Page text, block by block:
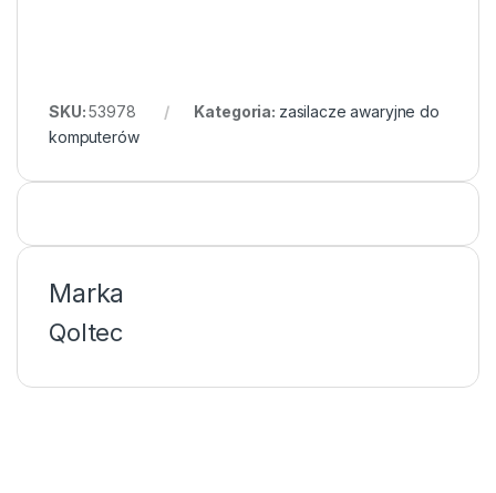
SKU:53978 Kategoria: zasilacze awaryjne do
komputerów
Marka
Qoltec